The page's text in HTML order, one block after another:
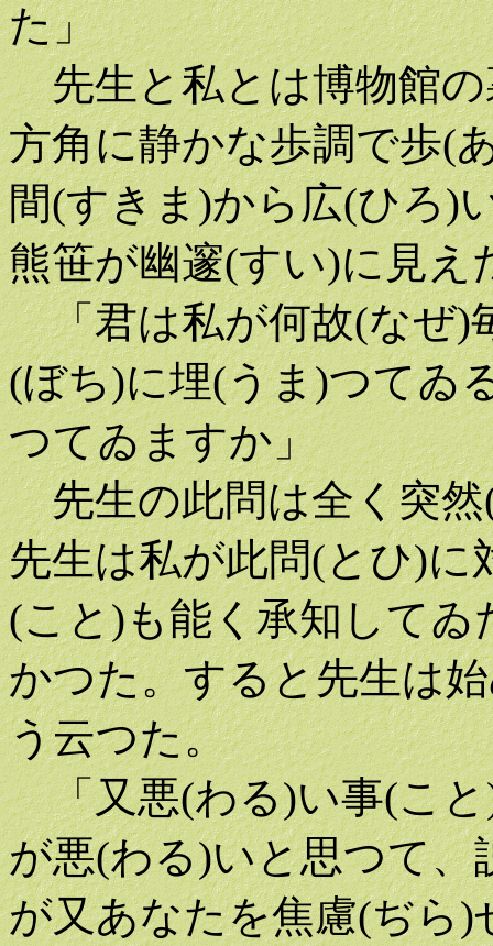
た」
先生と私とは博物館の
方角に静かな歩調で歩(
間(すきま)から広(ひろ)
熊笹が幽邃(すい)に見え
「君は私が何故(なぜ)
(ぼち)に埋(うま)つてゐ
つてゐますか」
先生の此問は全く突然
先生は私が此問(とひ)
(こと)も能く承知して
かつた。すると先生は
う云つた。
「又悪(わる)い事(こと
が悪(わる)いと思つて
が又あなたを焦慮(ぢら